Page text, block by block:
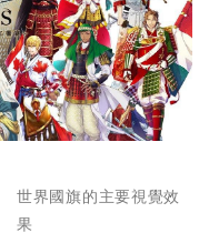
世界國旗的主要視覺效
果